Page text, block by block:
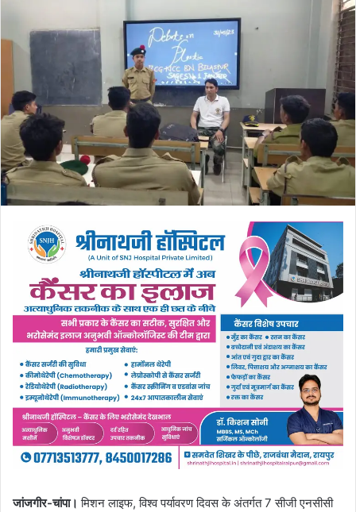
जांजगीर-चांपा। मिशन लाइफ, विश्व पर्यावरण दिवस के अंतर्गत 7 सीजी एनसीसी